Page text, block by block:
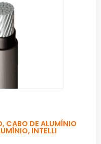
, CABO DE ALUMÍNIO
, INTELLI